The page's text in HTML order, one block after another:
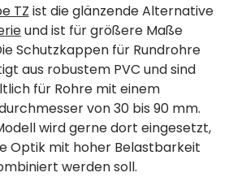
TZ ist die glänzende Alternative
und ist für größere Maße
Schutzkappen für Rundrohre
aus robustem PVC und sind
für Rohre mit einem
von 30 bis 90 mm.
wird gerne dort eingesetzt,
Optik mit hoher Belastbarkeit
werden soll.